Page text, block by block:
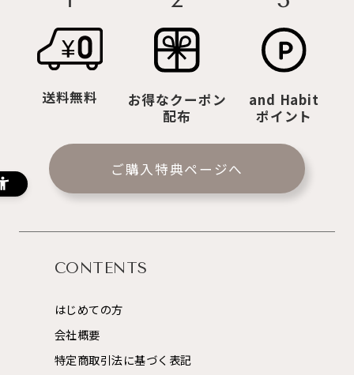
送料無料
お得なクーポン
配布
and Habit
ポイント
ご購入特典ページへ
CONTENTS
はじめての方
会社概要
特定商取引法に基づく表記